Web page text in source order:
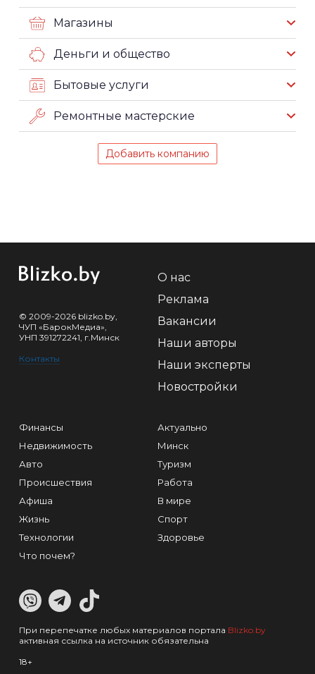
Магазины
Деньги и общество
Бытовые услуги
Ремонтные мастерские
Добавить компанию
© 2009-2026 blizko.by,
ЧУП «БарокМедиа»,
УНП 391272241, г.Минск
Контакты
О нас
Реклама
Вакансии
Наши авторы
Наши эксперты
Новостройки
Финансы
Недвижимость
Авто
Происшествия
Афиша
Жизнь
Технологии
Что почем?
Актуально
Минск
Туризм
Работа
В мире
Спорт
Здоровье
При перепечатке любых материалов портала Blizko.by
активная ссылка на источник обязательна
18+